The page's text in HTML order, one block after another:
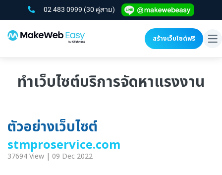
02 483 0999 (30 คู่สาย)
สร้างเว็บไซต์ฟรี
ทำเว็บไซต์บริการจัดหาแรงงาน
ตัวอย่างเว็บไซต์
stmproservice.com
37694 View | 09 Dec 2022